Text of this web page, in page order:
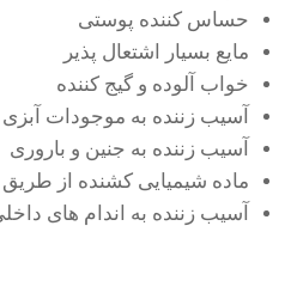
حساس کننده پوستی
مایع بسیار اشتعال پذیر
خواب آلوده و گیج کننده
آسیب زننده به موجودات آبزی
آسیب زننده به جنین و باروری
ماده شیمیایی کشنده از
آسیب زننده به اندام های